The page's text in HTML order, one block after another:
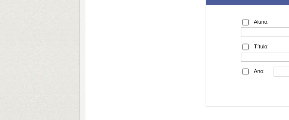
Aluno:
Título:
Ano: